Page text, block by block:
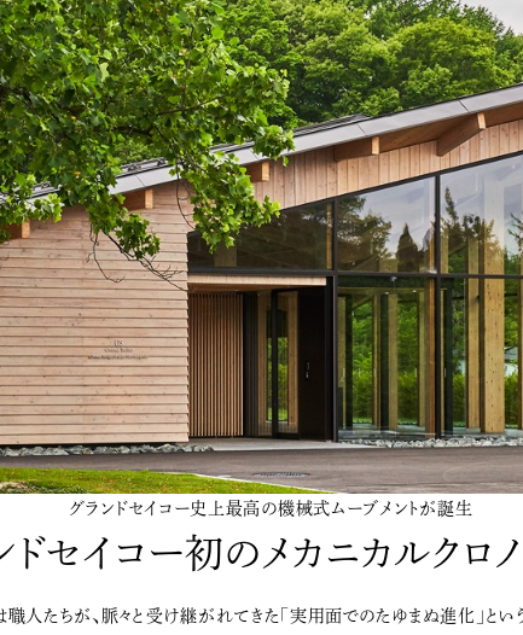
グランドセイコー史上最高の機械式ムーブメントが誕生
ドセイコー初のメカニカルクロ
人たちが、脈々と受け継がれてきた「実用面でのたゆまぬ進化」とい